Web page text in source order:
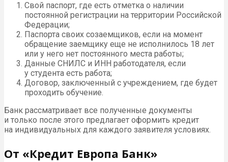
Свой паспорт, где есть отметка о наличии
постоянной регистрации на территории Российской
Федерации;
Паспорта своих созаемщиков, если на момент
обращение заемщику еще не исполнилось 18 лет
или у него нет постоянного места работы;
Данные СНИЛС и ИНН работодателя, если
у студента есть работа;
Договор, заключенный с учреждением, где будет
проходить обучение.
Банк рассматривает все полученные документы
и только после этого предлагает оформить кредит
на индивидуальных для каждого заявителя условиях.
От «Кредит Европа Банк»